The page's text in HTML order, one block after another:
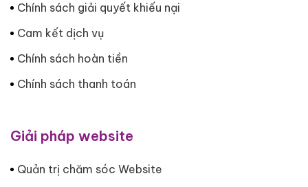
Chính sách giải quyết khiếu nại
Cam kết dịch vụ
Chính sách hoàn tiền
Chính sách thanh toán
Giải pháp website
Quản trị chăm sóc Website